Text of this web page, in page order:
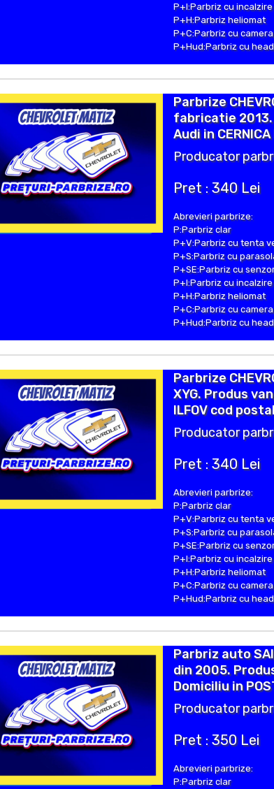
P+I:Parbriz cu incalzire
P+H:Parbriz heliomat
P+C:Parbriz cu camera
P+Hud:Parbriz cu
Parbrize
fabricatie
Audi in
Producator
Pret : 340 Lei
Abrevieri parbrize:
P:Parbriz clar
P+V:Parbriz cu tenta
P+S:Parbriz cu
P+SE:Parbriz cu
P+I:Parbriz cu incalzire
P+H:Parbriz heliomat
P+C:Parbriz cu camera
P+Hud:Parbriz cu
Parbrize
XYG. Produs
ILFOV cod
Producator
Pret : 340 Lei
Abrevieri parbrize:
P:Parbriz clar
P+V:Parbriz cu tenta
P+S:Parbriz cu
P+SE:Parbriz cu
P+I:Parbriz cu incalzire
P+H:Parbriz heliomat
P+C:Parbriz cu camera
P+Hud:Parbriz cu
Parbriz auto
din 2005.
Domiciliu in
Producator
Pret : 350 Lei
Abrevieri parbrize:
P:Parbriz clar